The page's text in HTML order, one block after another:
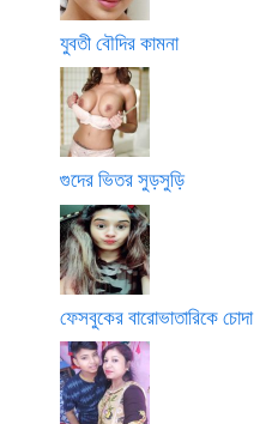
যুবতী বৌদির কামনা
গুদের ভিতর সুড়সুড়ি
ফেসবুকের বারোভাতারিকে চোদা